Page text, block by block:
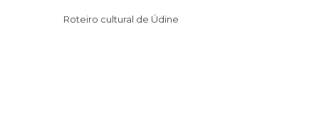
Roteiro cultural de Údine